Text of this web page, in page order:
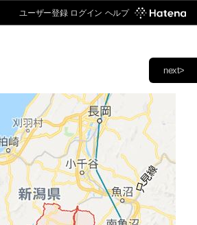
ユーザー登録 ログイン ヘルプ
next>